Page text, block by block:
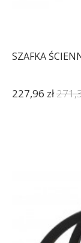
SZAFKA
227,96 zł